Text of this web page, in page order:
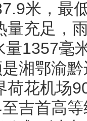
米，最
量充足，
1357毫
湘鄂渝
荷花机场
吉首高